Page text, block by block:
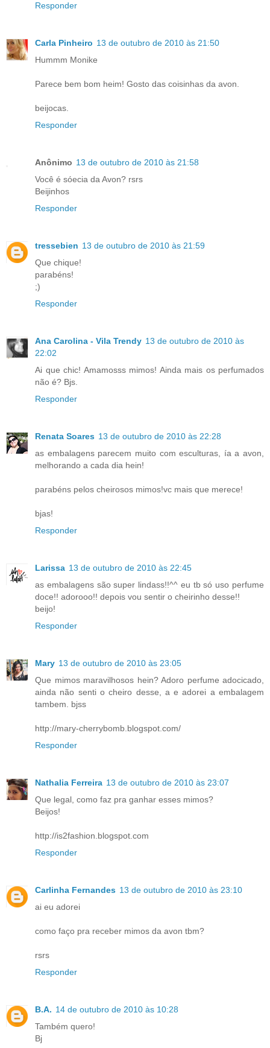
Responder
Carla Pinheiro 13 de outubro de 2010 às 21:50
Hummm Monike
Parece bem bom heim! Gosto das coisinhas da avon.
beijocas.
Responder
Anônimo 13 de outubro de 2010 às 21:58
Você é sóecia da Avon? rsrs
Beijinhos
Responder
tressebien 13 de outubro de 2010 às 21:59
Que chique!
parabéns!
;)
Responder
Ana Carolina - Vila Trendy 13 de outubro de 2010 às
22:02
Ai que chic! Amamosss mimos! Ainda mais os perfumados
não é? Bjs.
Responder
Renata Soares 13 de outubro de 2010 às 22:28
as embalagens parecem muito com esculturas, ía a avon,
melhorando a cada dia hein!
parabéns pelos cheirosos mimos!vc mais que merece!
bjas!
Responder
Larissa 13 de outubro de 2010 às 22:45
as embalagens são super lindass!!^^ eu tb só uso perfume
doce!! adorooo!! depois vou sentir o cheirinho desse!!
beijo!
Responder
Mary 13 de outubro de 2010 às 23:05
Que mimos maravilhosos hein? Adoro perfume adocicado,
ainda não senti o cheiro desse, a e adorei a embalagem
tambem. bjss
http://mary-cherrybomb.blogspot.com/
Responder
Nathalia Ferreira 13 de outubro de 2010 às 23:07
Que legal, como faz pra ganhar esses mimos?
Beijos!
http://is2fashion.blogspot.com
Responder
Carlinha Fernandes 13 de outubro de 2010 às 23:10
ai eu adorei
como faço pra receber mimos da avon tbm?
rsrs
Responder
B.A. 14 de outubro de 2010 às 10:28
Também quero!
Bj